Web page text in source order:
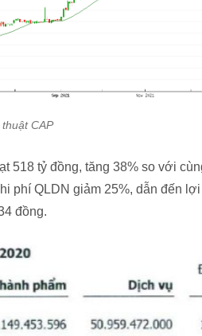
CAP
518 tỷ đồng, tăng 38% so với
phí QLDN giảm 25%, dẫn đến
đồng.